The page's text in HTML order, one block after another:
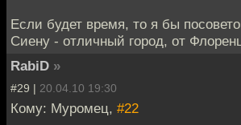
Если будет время, то я бы
Сиену - отличный город, от
RabiD »
#29 | 20.04.10 19:30
Кому: Муромец, #22